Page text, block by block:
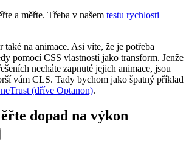
a měřte. Třeba v našem testu rychlosti
na animace. Asi víte, že je potřeba
pomocí CSS vlastností jako transform. Jenže
necháte zapnuté jejich animace, jsou
vám CLS. Tady bychom jako špatný příklad
(dříve Optanon).
dopad na výkon